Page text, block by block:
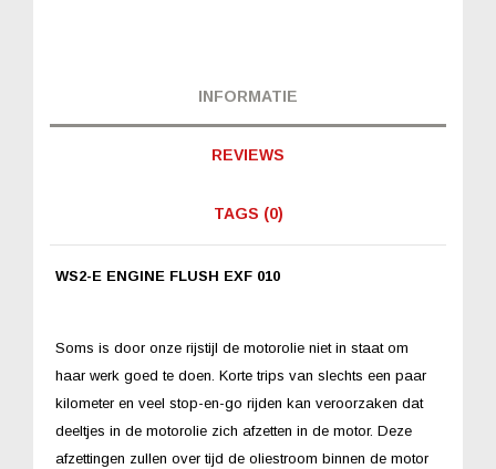
INFORMATIE
REVIEWS
TAGS (0)
WS2-E ENGINE FLUSH EXF 010
Soms is door onze rijstijl de motorolie niet in staat om
haar werk goed te doen. Korte trips van slechts een paar
kilometer en veel stop-en-go rijden kan veroorzaken dat
deeltjes in de motorolie zich afzetten in de motor. Deze
afzettingen zullen over tijd de oliestroom binnen de motor